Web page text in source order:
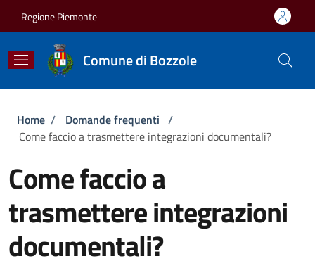
Regione Piemonte
Comune di Bozzole
Briciole di pane
Home / Domande frequenti /
Come faccio a trasmettere integrazioni documentali?
Come faccio a
trasmettere integrazioni
documentali?